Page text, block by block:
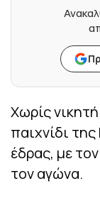
Χωρίς
παιχνίδι
έδρας, με
τον αγώνα.